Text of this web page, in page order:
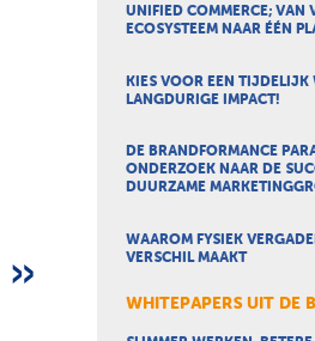
UNIFIED COMMERCE; VAN
ECOSYSTEEM NAAR ÉÉN
KIES VOOR EEN TIJDELIJK
LANGDURIGE IMPACT!
DE BRANDFORMANCE
ONDERZOEK NAAR DE
DUURZAME
WAAROM FYSIEK
VERSCHIL MAAKT
WHITEPAPERS UIT DE